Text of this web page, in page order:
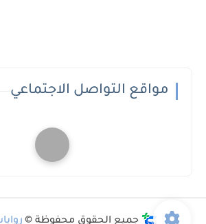
مواقع التواصل الاجتماعي
جميع الحقوق محفوظة ©